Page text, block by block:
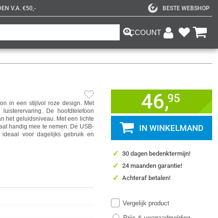
V.A. €50,- BESTE WEBSHOP
ACCOUNT
in een stijlvol roze design. Met
De hoofdtelefoon
het geluidsniveau. Met een lichte
handig mee te nemen. De USB-
voor dagelijks gebruik en
46,95
IN WINKELMAND
✓ 30 dagen bedenktermijn!
✓ 24 maanden garantie!
✓ Achteraf betalen!
Vergelijk product